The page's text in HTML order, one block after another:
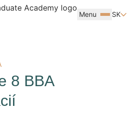
Menu SK
8 BBA